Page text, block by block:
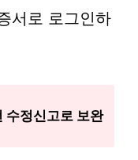
서로 로그인하
수정신고로 보완